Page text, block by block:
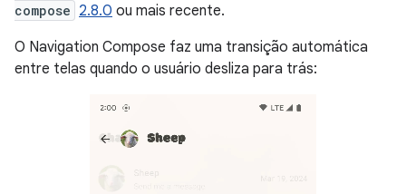
compose 2.8.0 ou mais recente.
O Navigation Compose faz uma transição automática
entre telas quando o usuário desliza para trás: